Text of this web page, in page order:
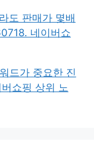
도 판매가 몇배
네이버쇼
드가 중요한 진
쇼핑 상위 노